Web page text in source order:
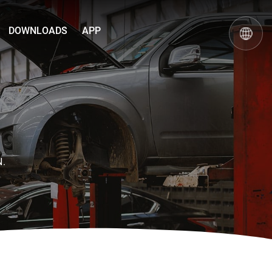
DOWNLOADS APP